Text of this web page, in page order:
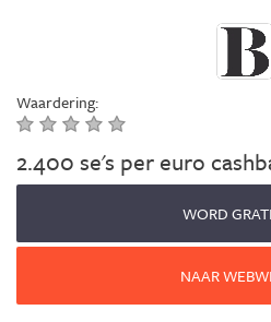
Waardering:
2.400 se's per euro
WORD
NAAR